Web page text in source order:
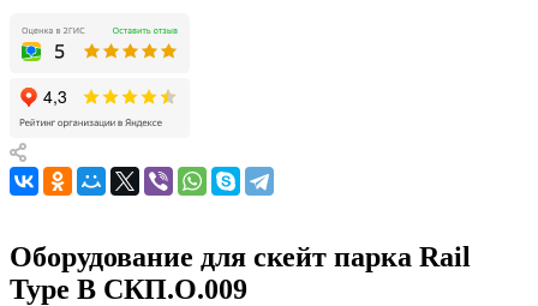
Оборудование для скейт парка Rail
Type B СКП.О.009